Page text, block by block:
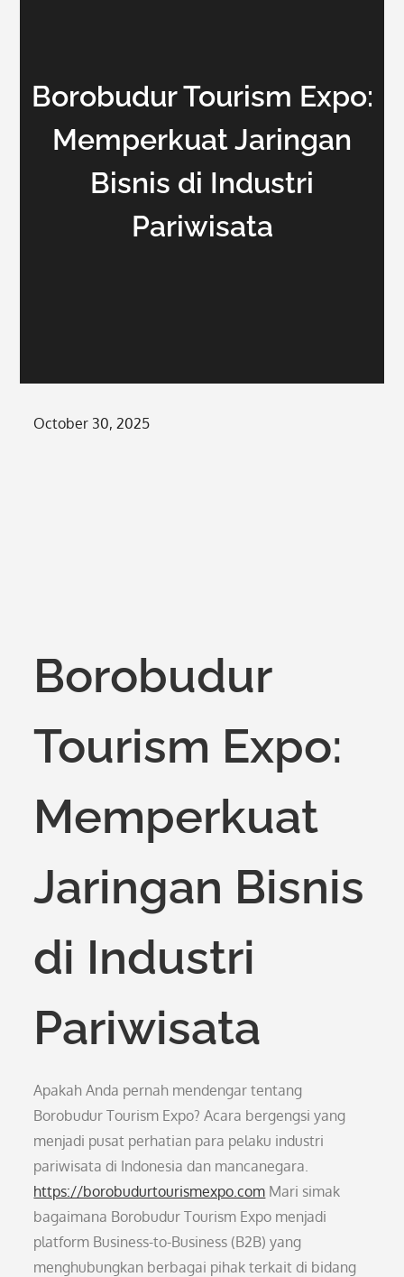
Borobudur Tourism Expo:
Memperkuat Jaringan
Bisnis di Industri
Pariwisata
Posted
October 30, 2025
Borobudur
Tourism Expo:
Memperkuat
Jaringan Bisnis
di Industri
Pariwisata
Apakah Anda pernah mendengar tentang
Borobudur Tourism Expo? Acara bergengsi yang
menjadi pusat perhatian para pelaku industri
pariwisata di Indonesia dan mancanegara.
https://borobudurtourismexpo.com Mari simak
bagaimana Borobudur Tourism Expo menjadi
platform Business-to-Business (B2B) yang
menghubungkan berbagai pihak terkait di bidang